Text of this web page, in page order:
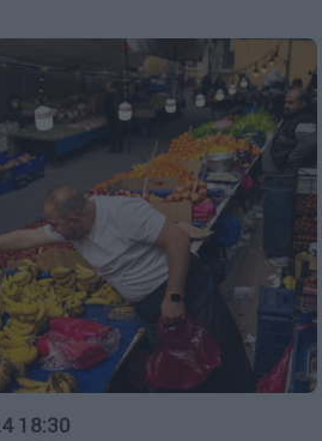
18:30